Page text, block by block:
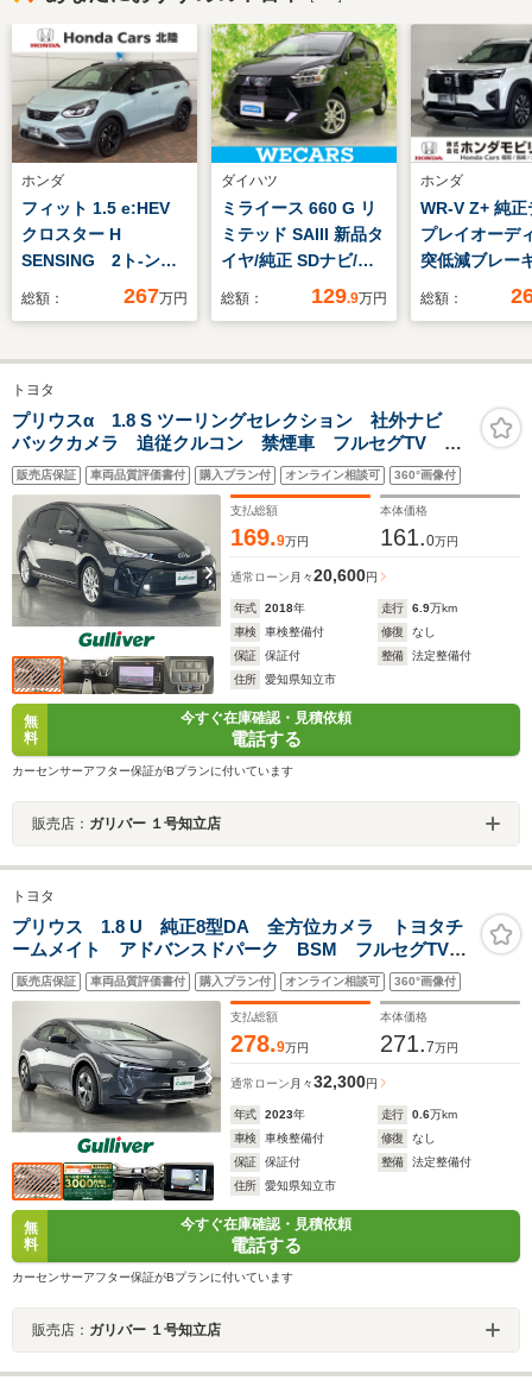
ホンダ
フィット 1.5 e:HEV
クロスター H
SENSING 2ト-ン
新車保証 試乗車 ワ
ディオ ドラレコ
ETC LEDライト
VSA クルコン アル
ミ スマ-トキ- 盗難
防止装置 整備記録簿
総額： 267万円
ダイハツ
ミライース 660 G リ
ミテッド SAIII 新品タ
イヤ/純正 SDナビ/ス
マートアシスト(トヨ
脱防止支援システム/
LED/Bluetooth接
続/ETC/EBD付ABS
総額： 129.9万円
ホンダ
WR-V Z+ 純正
プレイオー
突低減ブレ
カメラ 本
ル ETC
総額：
トヨタ
プリウスα 1.8 S ツーリングセレクション 社外ナビ
バックカメラ 追従クルコン 禁煙車 フルセグTV
DVD ドラレコ LEDオートライト フォグ オートハ
イビーム 衝突軽減 車線逸脱 コーナーセンサー 純
正フロアマット ETC ドアバイザー
販売店保証 車両品質評価書付 購入プラン付 オンライン相談可 360°画像付
支払総額
169.9万円
本体価格
161.0万円
通常ローン 月々20,600円
年式 2018年 走行 6.9万km
車検
車検整備付 修復
なし
保証
保証付 整備
法定整備付
住所
愛知県知立市
無
料
今すぐ在庫確認・見積依頼
電話する
カーセンサーアフター保証がBプランに付いています
販売店： ガリバー １号知立店
トヨタ
プリウス 1.8 U 純正8型DA 全方位カメラ トヨタチ
ームメイト アドバンスドパーク BSM フルセグTV
USB ETC 追従クルコン 衝突軽減 車線逸脱 コー
ナーセンサー LEDオートライト AC100V 禁煙車
販売店保証 車両品質評価書付 購入プラン付 オンライン相談可 360°画像付
支払総額
278.9万円
本体価格
271.7万円
通常ローン 月々32,300円
年式 2023年 走行 0.6万km
車検
車検整備付 修復
なし
保証
保証付 整備
法定整備付
住所
愛知県知立市
無
料
今すぐ在庫確認・見積依頼
電話する
カーセンサーアフター保証がBプランに付いています
販売店： ガリバー １号知立店